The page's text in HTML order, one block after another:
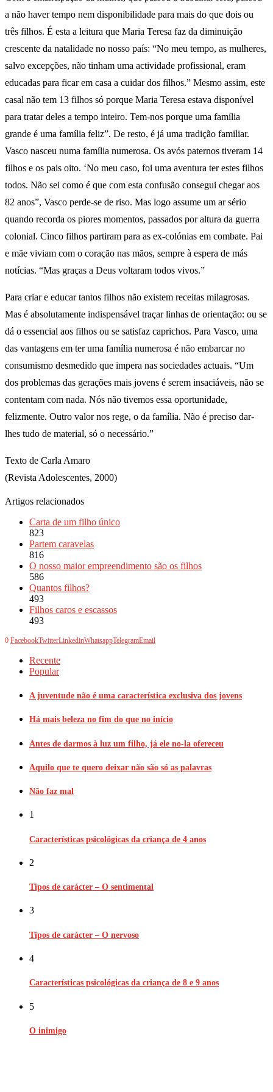
a não haver tempo nem disponibilidade para mais do que dois ou
três filhos. É esta a leitura que Maria Teresa faz da diminuição
crescente da natalidade no nosso país: “No meu tempo, as mulheres,
salvo excepções, não tinham uma actividade profissional, eram
educadas para ficar em casa a cuidar dos filhos.” Mesmo assim, este
casal não tem 13 filhos só porque Maria Teresa estava disponível
para tratar deles a tempo inteiro. Tem-nos porque uma família
grande é uma família feliz”. De resto, é já uma tradição familiar.
Vasco nasceu numa família numerosa. Os avós paternos tiveram 14
filhos e os pais oito. ‘No meu caso, foi uma aventura ter estes filhos
todos. Não sei como é que com esta confusão consegui chegar aos
82 anos”, Vasco perde-se de riso. Mas logo assume um ar sério
quando recorda os piores momentos, passados por altura da guerra
colonial. Cinco filhos partiram para as ex-colónias em combate. Pai
e mãe viviam com o coração nas mãos, sempre à espera de más
notícias. “Mas graças a Deus voltaram todos vivos.”
Para criar e educar tantos filhos não existem receitas milagrosas.
Mas é absolutamente indispensável traçar linhas de orientação: ou se
dá o essencial aos filhos ou se satisfaz caprichos. Para Vasco, uma
das vantagens em ter uma família numerosa é não embarcar no
consumismo desmedido que impera nas sociedades actuais. “Um
dos problemas das gerações mais jovens é serem insaciáveis, não se
contentam com nada. Nós não tivemos essa oportunidade,
felizmente. Outro valor nos rege, o da família. Não é preciso dar-
lhes tudo de material, só o necessário.”
Texto de Carla Amaro
(Revista Adolescentes, 2000)
Artigos relacionados
Carta de um filho único
823
Partem caravelas
816
O nosso maior empreendimento são os filhos
586
Quantos filhos?
493
Filhos caros e escassos
493
0 FacebookTwitterLinkedinWhatsappTelegramEmail
Recente
Popular
A juventude não é uma característica exclusiva dos jovens
Há mais beleza no fim do que no início
Antes de darmos à luz um filho, já ele no-la ofereceu
Aquilo que te quero deixar não são só as palavras
Não faz mal
1
Características psicológicas da criança de 4 anos
2
Tipos de carácter – O sentimental
3
Tipos de carácter – O nervoso
4
Características psicológicas da criança de 8 e 9 anos
5
O inimigo